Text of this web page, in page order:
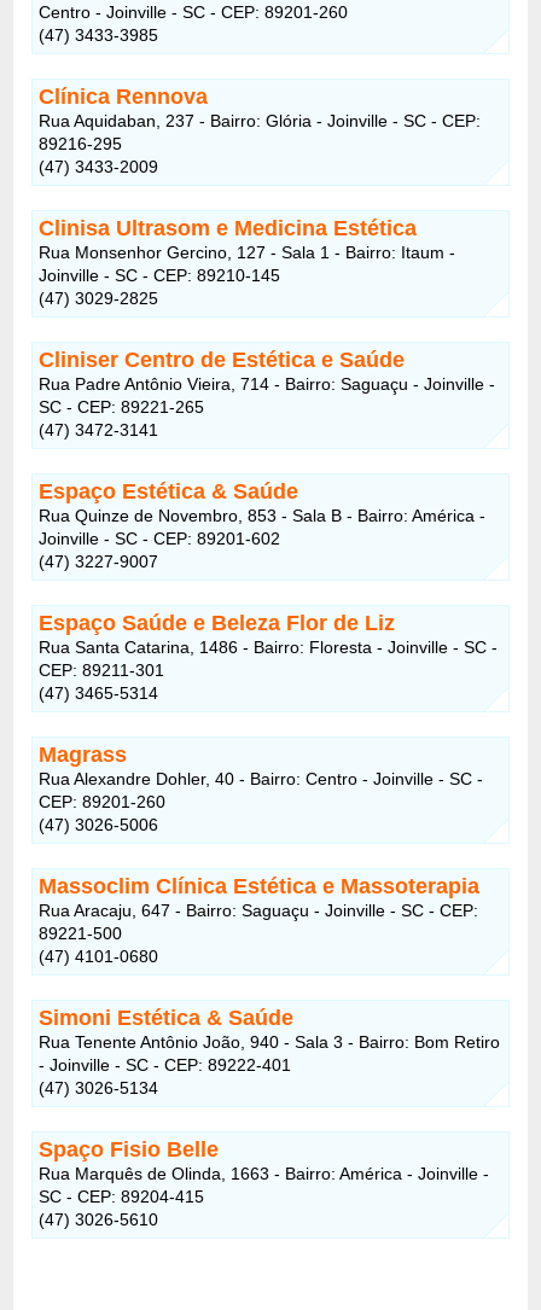
Centro - Joinville - SC - CEP: 89201-260
(47) 3433-3985
Clínica Rennova
Rua Aquidaban, 237 - Bairro: Glória - Joinville - SC - CEP:
89216-295
(47) 3433-2009
Clinisa Ultrasom e Medicina Estética
Rua Monsenhor Gercino, 127 - Sala 1 - Bairro: Itaum -
Joinville - SC - CEP: 89210-145
(47) 3029-2825
Cliniser Centro de Estética e Saúde
Rua Padre Antônio Vieira, 714 - Bairro: Saguaçu - Joinville -
SC - CEP: 89221-265
(47) 3472-3141
Espaço Estética & Saúde
Rua Quinze de Novembro, 853 - Sala B - Bairro: América -
Joinville - SC - CEP: 89201-602
(47) 3227-9007
Espaço Saúde e Beleza Flor de Liz
Rua Santa Catarina, 1486 - Bairro: Floresta - Joinville - SC -
CEP: 89211-301
(47) 3465-5314
Magrass
Rua Alexandre Dohler, 40 - Bairro: Centro - Joinville - SC -
CEP: 89201-260
(47) 3026-5006
Massoclim Clínica Estética e Massoterapia
Rua Aracaju, 647 - Bairro: Saguaçu - Joinville - SC - CEP:
89221-500
(47) 4101-0680
Simoni Estética & Saúde
Rua Tenente Antônio João, 940 - Sala 3 - Bairro: Bom Retiro
- Joinville - SC - CEP: 89222-401
(47) 3026-5134
Spaço Fisio Belle
Rua Marquês de Olinda, 1663 - Bairro: América - Joinville -
SC - CEP: 89204-415
(47) 3026-5610